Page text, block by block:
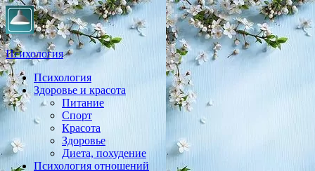
Психология
Практическая психология, личностный рост, экология,
здоровье, воспитание,
Психология
Здоровье и красота
Питание
Спорт
Красота
Здоровье
Диета, похудение
Психология отношений